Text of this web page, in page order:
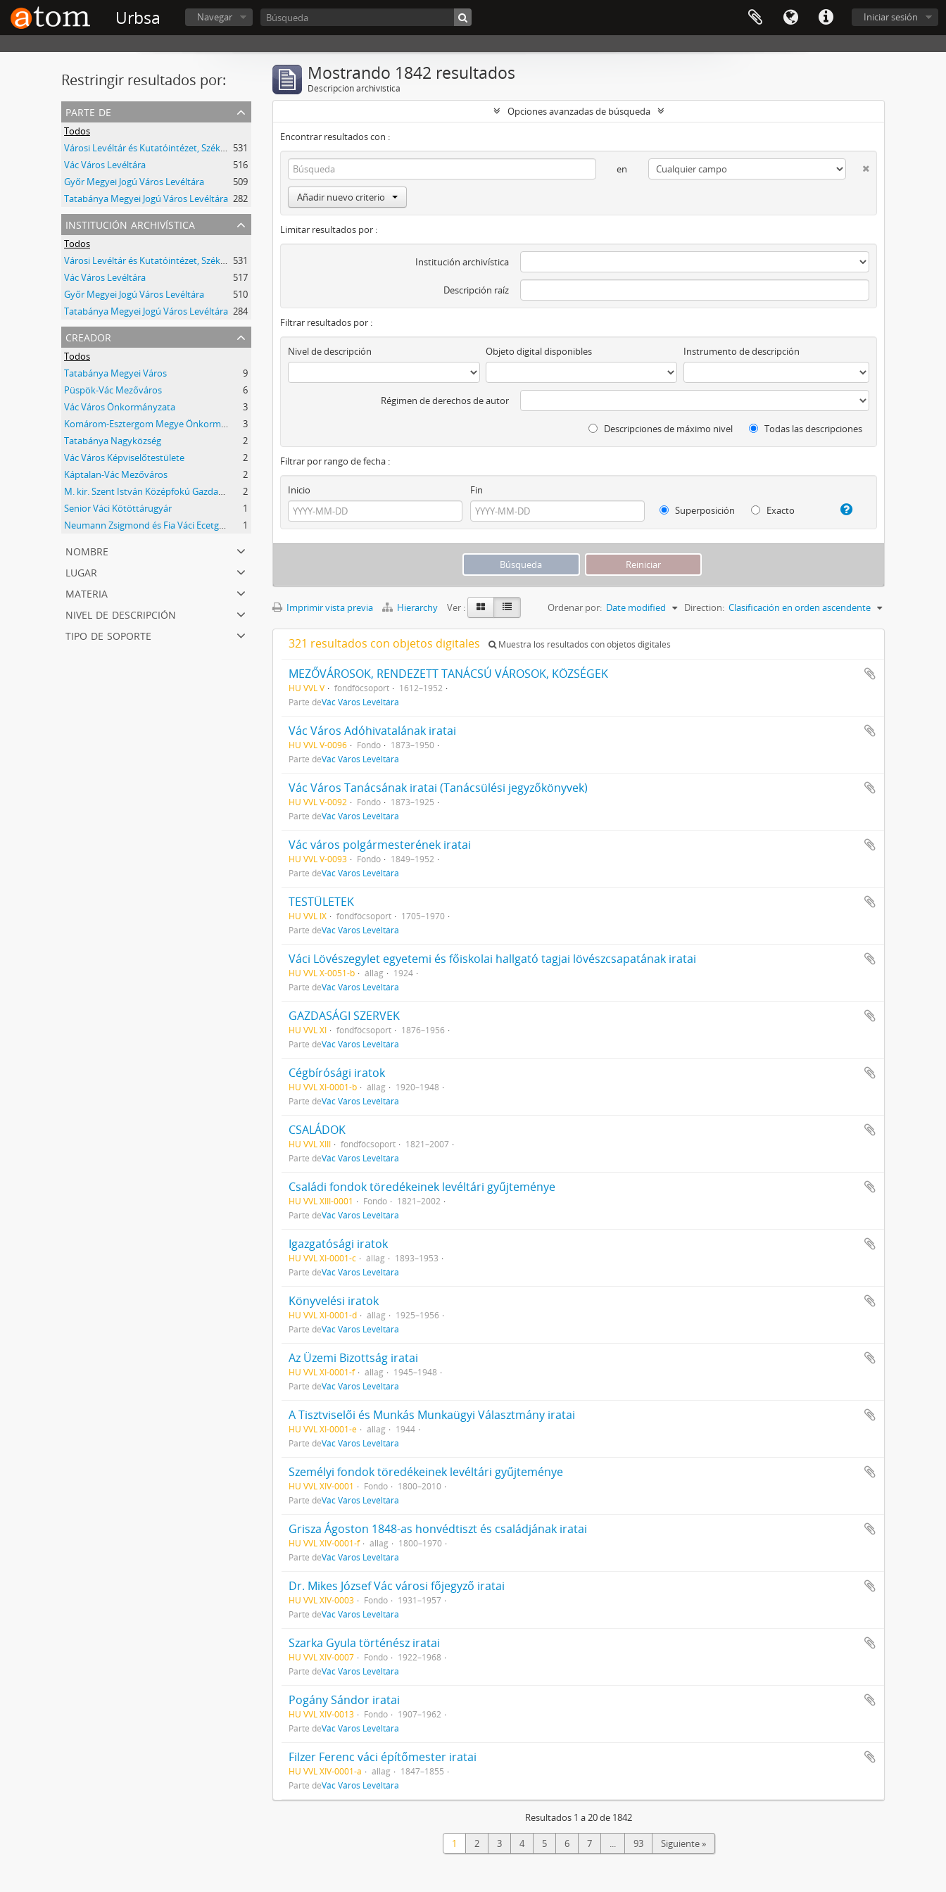
Urbsa Iniciar sesión
Navegar
Restringir resultados por:
parte de
Todos
Városi Levéltár és Kutatóintézet, Székesfehérvár 531
Vác Város Levéltára
516
Győr Megyei Jogú Város Levéltára
509
Tatabánya Megyei Jogú Város Levéltára 282
institución archivística
Todos
Városi Levéltár és Kutatóintézet, Székesfehérvár 531
Vác Város Levéltára
517
Győr Megyei Jogú Város Levéltára
510
Tatabánya Megyei Jogú Város Levéltára 284
creador
Todos
Tatabánya Megyei Város
9
Püspök-Vác Mezőváros
6
Vác Város Önkormányzata
3
Komárom-Esztergom Megye Önkormányzati Hivatala Bélyeggyűjtő Egyesülete Tatabánya
3
Tatabánya Nagyközség
2
Vác Város Képviselőtestülete
2
Káptalan-Vác Mezőváros
2
M. kir. Szent István Középfokú Gazdasági Tanintézet és Mezőgazdasági Szaktanácsadó Állomás
2
Senior Váci Kötöttárugyár
1
Neumann Zsigmond és Fia Váci Ecetgyár
1
nombre
lugar
materia
nivel de descripción
tipo de soporte
Mostrando 1842 resultados
Descripción archivística
Opciones avanzadas de búsqueda
Encontrar resultados con :
en
Añadir nuevo criterio
Limitar resultados por :
Institución archivística
Descripción raíz
Filtrar resultados por :
Nivel de descripción Objeto digital disponibles Instrumento de descripción
Régimen de derechos de autor
Descripciones de máximo nivel Todas las descripciones
Filtrar por rango de fecha :
Inicio
Fin
Superposición
Exacto
Imprimir vista previa Hierarchy Ver : Ordenar por: Date modified Direction: Clasificación en orden ascendente
321 resultados con objetos digitales Muestra los resultados con objetos digitales
MEZŐVÁROSOK, RENDEZETT TANÁCSÚ VÁROSOK, KÖZSÉGEK
HU VVL V fondfőcsoport
1612–1952
Parte deVác Város Levéltára
Vác Város Adóhivatalának iratai
HU VVL V-0096 Fondo
1873–1950
Parte deVác Város Levéltára
Vác Város Tanácsának iratai (Tanácsülési jegyzőkönyvek)
HU VVL V-0092 Fondo
1873–1925
Parte deVác Város Levéltára
Vác város polgármesterének iratai
HU VVL V-0093 Fondo
1849–1952
Parte deVác Város Levéltára
TESTÜLETEK
HU VVL IX fondfőcsoport
1705–1970
Parte deVác Város Levéltára
Váci Lövészegylet egyetemi és főiskolai hallgató tagjai lövészcsapatának iratai
HU VVL X-0051-b állag
1924
Parte deVác Város Levéltára
GAZDASÁGI SZERVEK
HU VVL XI fondfőcsoport
1876–1956
Parte deVác Város Levéltára
Cégbírósági iratok
HU VVL XI-0001-b állag
1920–1948
Parte deVác Város Levéltára
CSALÁDOK
HU VVL XIII fondfőcsoport
1821–2007
Parte deVác Város Levéltára
Családi fondok töredékeinek levéltári gyűjteménye
HU VVL XIII-0001 Fondo
1821–2002
Parte deVác Város Levéltára
Igazgatósági iratok
HU VVL XI-0001-c állag
1893–1953
Parte deVác Város Levéltára
Könyvelési iratok
HU VVL XI-0001-d állag
1925–1956
Parte deVác Város Levéltára
Az Üzemi Bizottság iratai
HU VVL XI-0001-f állag
1945–1948
Parte deVác Város Levéltára
A Tisztviselői és Munkás Munkaügyi Választmány iratai
HU VVL XI-0001-e állag
1944
Parte deVác Város Levéltára
Személyi fondok töredékeinek levéltári gyűjteménye
HU VVL XIV-0001 Fondo
1800–2010
Parte deVác Város Levéltára
Grisza Ágoston 1848-as honvédtiszt és családjának iratai
HU VVL XIV-0001-f állag
1800–1970
Parte deVác Város Levéltára
Dr. Mikes József Vác városi főjegyző iratai
HU VVL XIV-0003 Fondo
1931–1957
Parte deVác Város Levéltára
Szarka Gyula történész iratai
HU VVL XIV-0007 Fondo
1922–1968
Parte deVác Város Levéltára
Pogány Sándor iratai
HU VVL XIV-0013 Fondo
1907–1962
Parte deVác Város Levéltára
Filzer Ferenc váci építőmester iratai
HU VVL XIV-0001-a állag
1847–1855
Parte deVác Város Levéltára
Resultados 1 a 20 de 1842
1 2 3 4 5 6 7 ... 93 Siguiente »